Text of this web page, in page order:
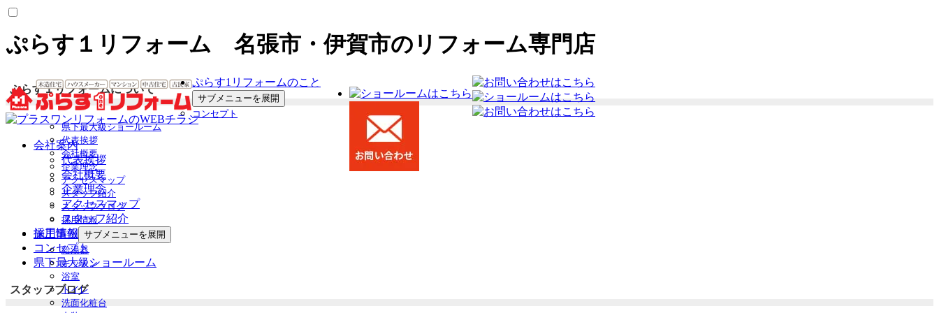
ぷらす１リフォーム 名張市・伊賀市のリフォーム専門店
ぷらす1リフォームのこと
サブメニューを展開
コンセプト
県下最大級ショールーム
代表挨拶
会社概要
企業理念
アクセスマップ
スタッフ紹介
スタッフブログ
採用情報
施工事例
サブメニューを展開
給湯器
キッチン
浴室
トイレ
洗面化粧台
ぷらす１リフォームについて
会社案内
代表挨拶
会社概要
企業理念
アクセスマップ
スタッフ紹介
採用情報
コンセプト
県下最大級ショールーム
スタッフブログ